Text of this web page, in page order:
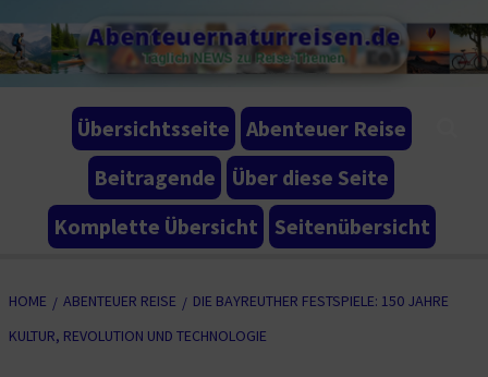
to
content
Abenteuernaturreisen.de
Täglich NEWS zu Reise-Themen
Übersichtsseite
Abenteuer Reise
Beitragende
Über diese Seite
Komplette Übersicht
Seitenübersicht
HOME ABENTEUER REISE
DIE BAYREUTHER FESTSPIELE: 150 JAHRE
KULTUR, REVOLUTION UND TECHNOLOGIE